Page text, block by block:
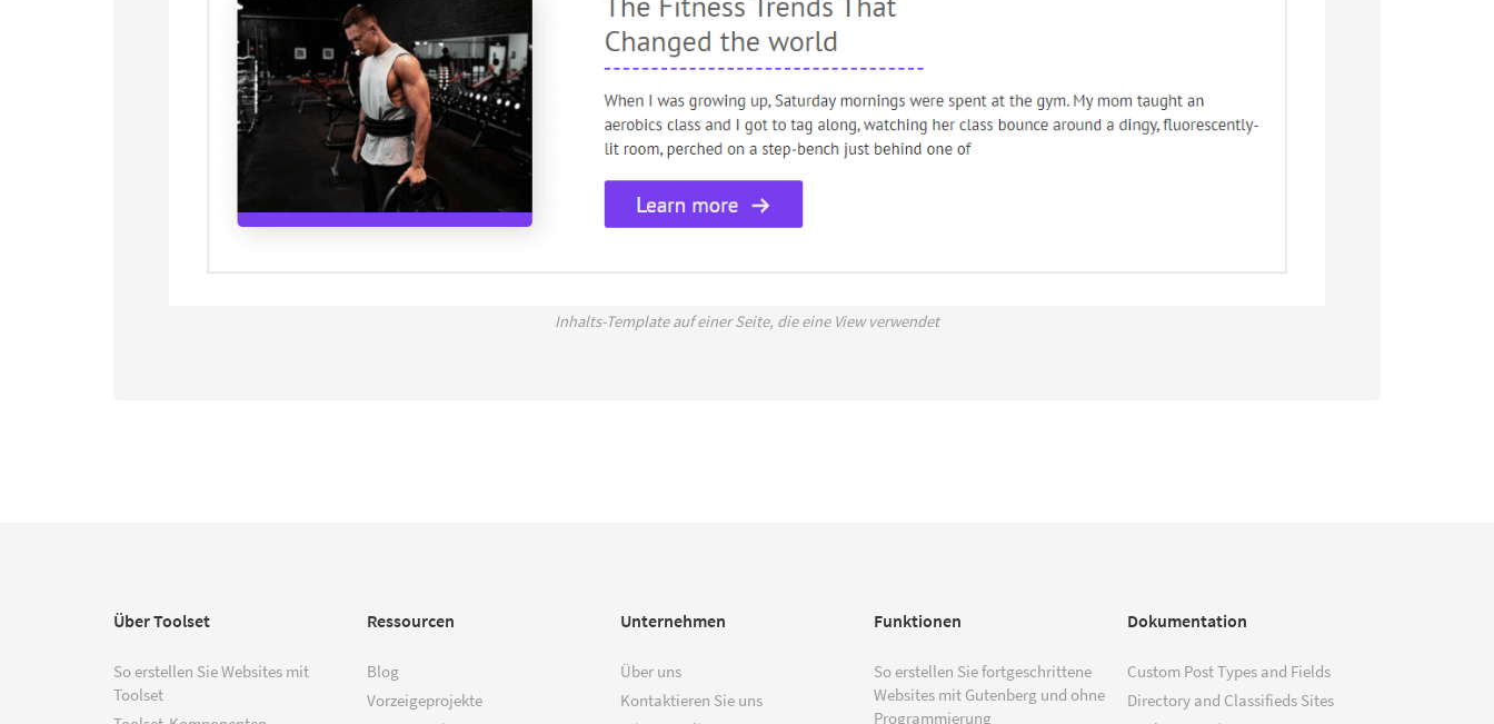
Inhalts-Template auf einer Seite, die eine View verwendet
Über Toolset
So erstellen Sie Websites mit
Toolset
Ressourcen
Blog
Vorzeigeprojekte
Unternehmen
Über uns
Kontaktieren Sie uns
Funktionen
So erstellen Sie fortgeschrittene
Websites mit Gutenberg und ohne
Programmierung
Dokumentation
Custom Post Types and Fields
Directory and Classifieds Sites